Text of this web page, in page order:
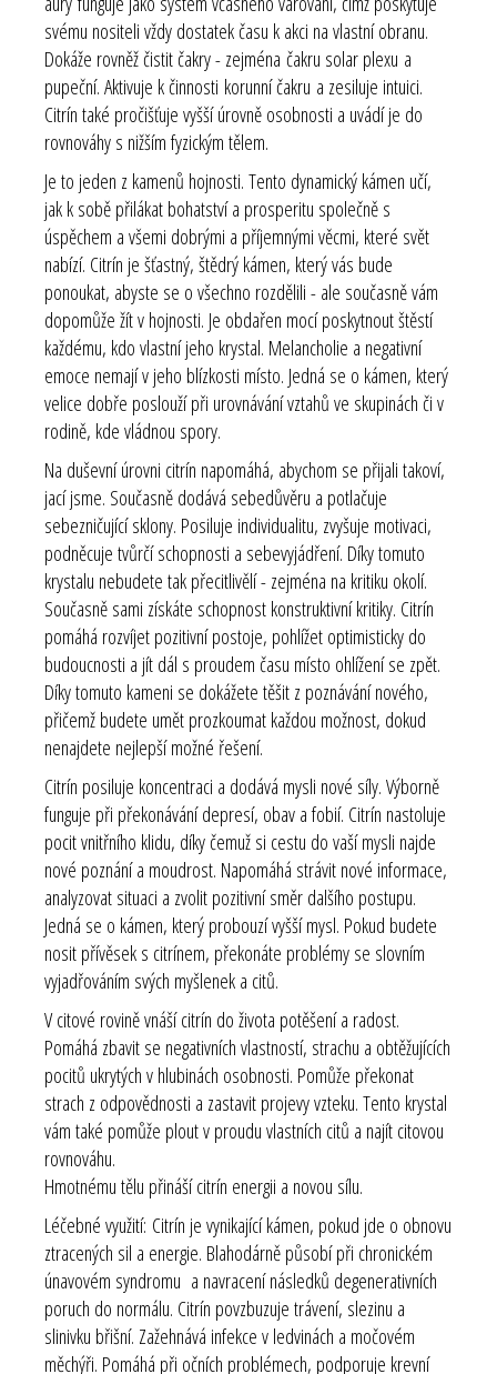
svému nositeli vždy dostatek času k akci na vlastní obranu.
Dokáže rovněž čistit čakry - zejména čakru solar plexu a
pupeční. Aktivuje k činnosti korunní čakru a zesiluje intuici.
Citrín také pročišťuje vyšší úrovně osobnosti a uvádí je do
rovnováhy s nižším fyzickým tělem.
Je to jeden z kamenů hojnosti. Tento dynamický kámen učí,
jak k sobě přilákat bohatství a prosperitu společně s
úspěchem a všemi dobrými a příjemnými věcmi, které svět
nabízí. Citrín je šťastný, štědrý kámen, který vás bude
ponoukat, abyste se o všechno rozdělili - ale současně vám
dopomůže žít v hojnosti. Je obdařen mocí poskytnout štěstí
každému, kdo vlastní jeho krystal. Melancholie a negativní
emoce nemají v jeho blízkosti místo. Jedná se o kámen, který
velice dobře poslouží při urovnávání vztahů ve skupinách či v
rodině, kde vládnou spory.
Na duševní úrovni citrín napomáhá, abychom se přijali takoví,
jací jsme. Současně dodává sebedůvěru a potlačuje
sebezničující sklony. Posiluje individualitu, zvyšuje motivaci,
podněcuje tvůrčí schopnosti a sebevyjádření. Díky tomuto
krystalu nebudete tak přecitlivělí - zejména na kritiku okolí.
Současně sami získáte schopnost konstruktivní kritiky. Citrín
pomáhá rozvíjet pozitivní postoje, pohlížet optimisticky do
budoucnosti a jít dál s proudem času místo ohlížení se zpět.
Díky tomuto kameni se dokážete těšit z poznávání nového,
přičemž budete umět prozkoumat každou možnost, dokud
nenajdete nejlepší možné řešení.
Citrín posiluje koncentraci a dodává mysli nové síly. Výborně
funguje při překonávání depresí, obav a fobií. Citrín nastoluje
pocit vnitřního klidu, díky čemuž si cestu do vaší mysli najde
nové poznání a moudrost. Napomáhá strávit nové informace,
analyzovat situaci a zvolit pozitivní směr dalšího postupu.
Jedná se o kámen, který probouzí vyšší mysl. Pokud budete
nosit přívěsek s citrínem, překonáte problémy se slovním
vyjadřováním svých myšlenek a citů.
V citové rovině vnáší citrín do života potěšení a radost.
Pomáhá zbavit se negativních vlastností, strachu a obtěžujících
pocitů ukrytých v hlubinách osobnosti. Pomůže překonat
strach z odpovědnosti a zastavit projevy vzteku. Tento krystal
vám také pomůže plout v proudu vlastních citů a najít citovou
rovnováhu.
Hmotnému tělu přináší citrín energii a novou sílu.
Léčebné využití: Citrín je vynikající kámen, pokud jde o obnovu
ztracených sil a energie. Blahodárně působí při chronickém
únavovém syndromu a navracení následků degenerativních
poruch do normálu. Citrín povzbuzuje trávení, slezinu a
slinivku břišní. Zažehnává infekce v ledvinách a močovém
měchýři. Pomáhá při očních problémech, podporuje krevní